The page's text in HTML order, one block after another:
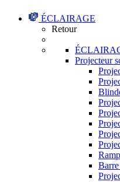
ÉCLAIRAGE
Retour
Projecteur